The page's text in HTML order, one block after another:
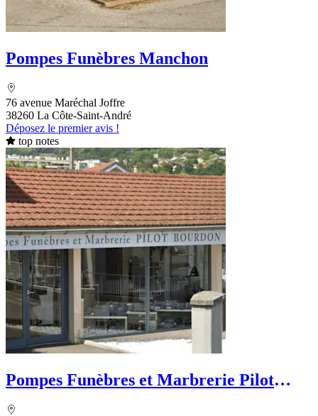
Pompes Funèbres Manchon
76 avenue Maréchal Joffre
38260 La Côte-Saint-André
Déposez le premier avis !
top notes
Pompes Funèbres et Marbrerie Pilot